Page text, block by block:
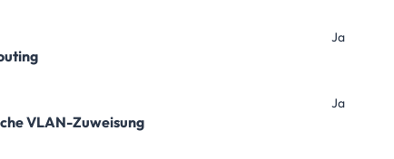
Ja
VLAN-Zuweisung
Ja